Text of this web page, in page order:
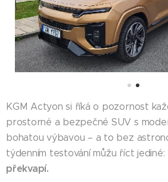
KGM Actyon si říká o pozornost
prostorné a bezpečné SUV s
bohatou výbavou – a to bez
týdenním testování můžu říct jediné:
překvapí.